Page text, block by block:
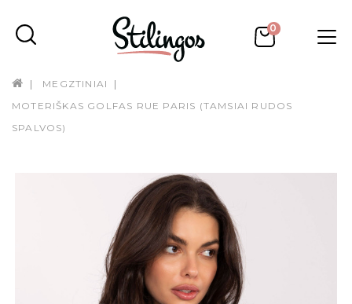
0
MEGZTINIAI
MOTERIŠKAS GOLFAS RUE PARIS (TAMSIAI RUDOS
SPALVOS)